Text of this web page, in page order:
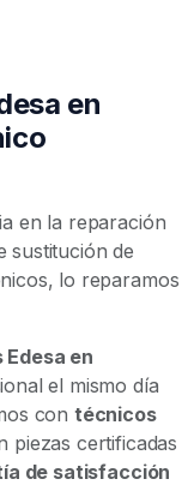
en
en la reparación
sustitución de
lo reparamos
en
el mismo día
con técnicos
piezas certificadas
de satisfacción